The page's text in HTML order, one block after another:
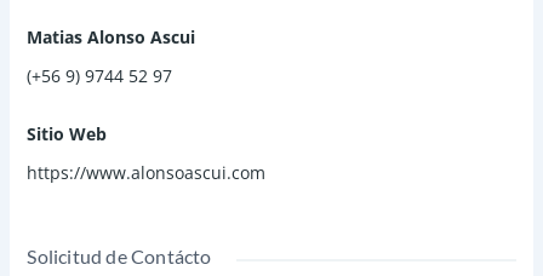
Matias Alonso Ascui
(+56 9) 9744 52 97
Sitio Web
https://www.alonsoascui.com
Solicitud de Contácto